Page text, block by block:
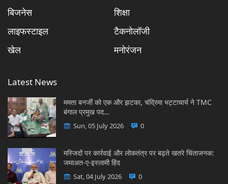
बिजनेस
शिक्षा
लाइफस्टाइल
टैकनोलॉजी
खेल
मनोरंजन
Latest News
ममता बनर्जी को एक और झटका, चंद्रिमा भट्टाचार्य ने TMC
बंगाल प्रमुख पद…
Sun, 05 July 2026 0
मस्जिदों पर कार्रवाई और लोकतंत्र पर बढ़ते खतरे चिंताजनक:
जमाअत-ए-इस्लामी हिंद
Sat, 04 July 2026 0